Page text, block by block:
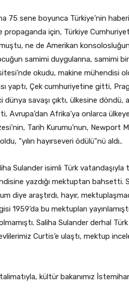
75 sene boyunca Türkiye’nin
için, Türkiye
ne de Amerikan
samimi duygularına, samimi
okudu, makine mühendisi
yaptı, Çek cumhuriyetine gitti,
dünya savaşı çıktı, ülkesine döndü,
Avrupa’dan Afrika’ya onlarca
Tarih Kurumu’nun, Newport
“yılın hayırseveri ödülü”nü aldı..
Sulander isimli Türk
yazdığı mektuptan bahsetti.
diye araştırdı, hayır,
1959’da bu mektupları
Saliha Sulander derhal
Curtis’e ulaştı, mektup
kültür bakanımız